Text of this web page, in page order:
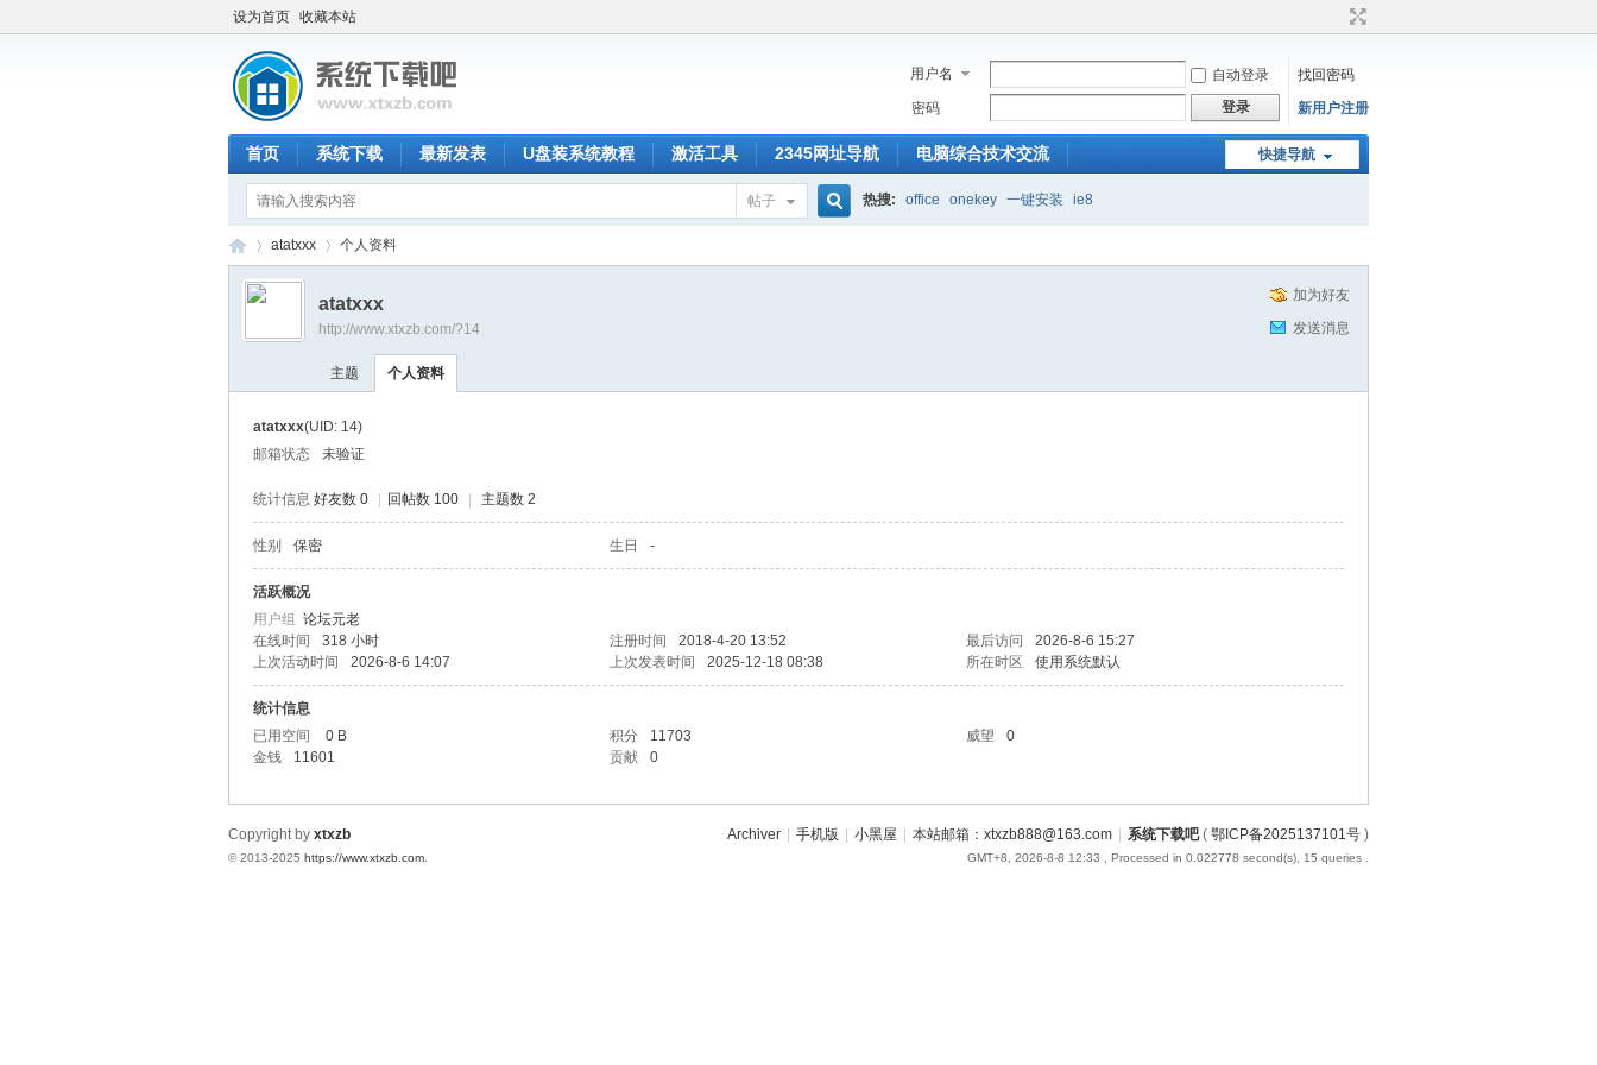
设为首页 收藏本站
用户名 自动登录
找回密码
密码
登录 新用户注册
快捷导航
首页 系统下载 最新发表 U盘装系统教程 激活工具 2345网址导航 电脑综合技术交流
帖子 热搜: office onekey 一键安装 ie8
›
atatxxx 个人资料
加为好友
发送消息
atatxxx
http://www.xtxzb.com/?14
主题 个人资料
atatxxx(UID: 14)
邮箱状态
未验证
统计信息 好友数 0 回帖数 100 主题数 2
性别 保密 生日 -
活跃概况
用户组 论坛元老
在线时间
318 小时 注册时间 2018-4-20 13:52 最后访问
2026-8-6 15:27
上次活动时间
2026-8-6 14:07 上次发表时间 2025-12-18 08:38 所在时区 使用系统默认
统计信息
已用空间
0 B 积分 11703 威望
0
金钱
11601 贡献 0
Archiver 手机版 小黑屋 本站邮箱：xtxzb888@163.com 系统下载吧( 鄂ICP备2025137101号 )
GMT+8, 2026-8-8 12:33 , Processed in 0.022778 second(s), 15 queries .
Copyright by xtxzb
© 2013-2025 https://www.xtxzb.com